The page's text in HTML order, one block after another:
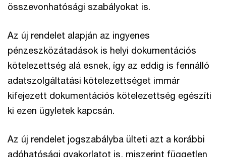
összevonhatósági szabályokat is.
Az új rendelet alapján az ingyenes
pénzeszközátadások is helyi dokumentációs
kötelezettség alá esnek, így az eddig is fennálló
adatszolgáltatási kötelezettséget immár
kifejezett dokumentációs kötelezettség egészíti
ki ezen ügyletek kapcsán.
Az új rendelet jogszabályba ülteti azt a korábbi
adóhatósági gyakorlatot is, miszerint független